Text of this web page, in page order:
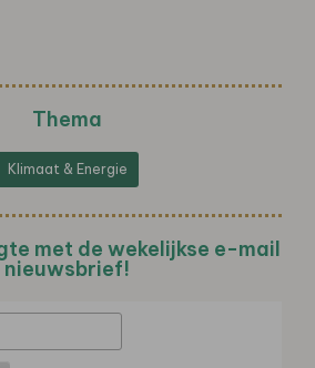
Thema
Klimaat & Energie
met de wekelijkse e-mail
nieuwsbrief!